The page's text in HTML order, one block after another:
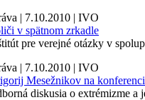
| 7.10.2010 | IVO
v spätnom zrkadle
pre verejné otázky v
| 7.10.2010 | IVO
Mesežnikov na
diskusia o extrémizme a